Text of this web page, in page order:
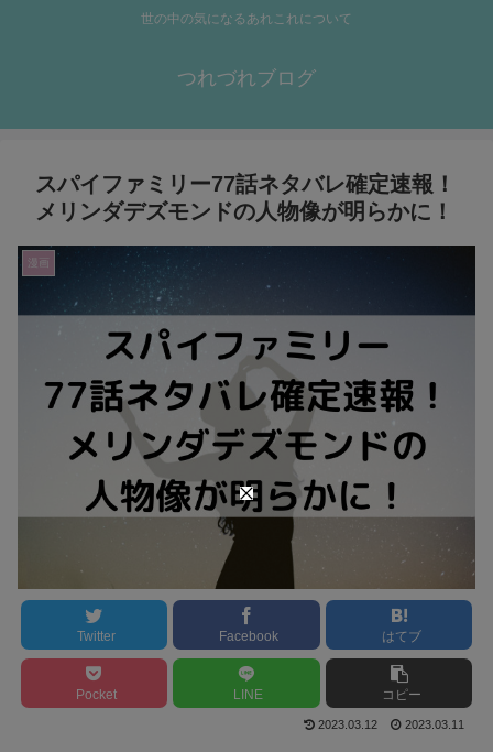
世の中の気になるあれこれについて
つれづれブログ
スパイファミリー77話ネタバレ確定速報！
メリンダデズモンドの人物像が明らかに！
漫画
Twitter Facebook はてブ
Pocket LINE コピー
2023.03.12 2023.03.11